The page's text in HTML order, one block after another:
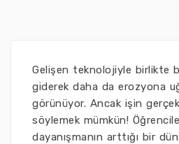
Gelişen teknolojiyle birlikte
giderek daha da erozyona
görünüyor. Ancak işin
söylemek mümkün!
dayanışmanın arttığı bir